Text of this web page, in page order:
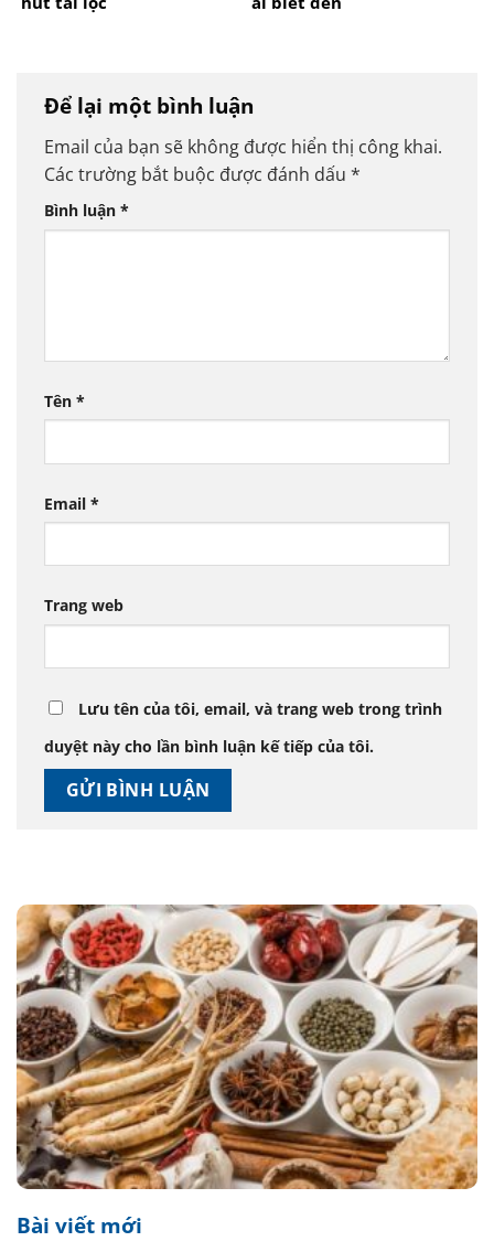
Để lại một bình luận
Email của bạn sẽ không được hiển thị công khai.
Các trường bắt buộc được đánh dấu *
Bình luận *
Tên *
Email *
Trang web
Lưu tên của tôi, email, và trang web trong trình
duyệt này cho lần bình luận kế tiếp của tôi.
Bài viết mới